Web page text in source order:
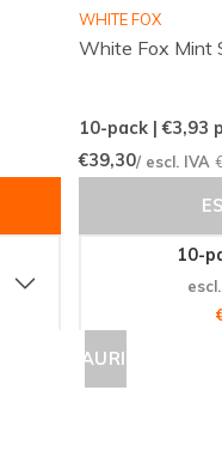
Ice Mint è sinonimo
ogni sacchetto di
utenti più
suoi prodotti e
WHITE FOX
White Fox Mint
10-pack | €3,93
€39,30/ escl. IVA
10-
ESAURITO